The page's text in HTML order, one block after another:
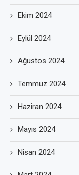
Ekim 2024
Eylül 2024
Ağustos 2024
Temmuz 2024
Haziran 2024
Mayıs 2024
Nisan 2024